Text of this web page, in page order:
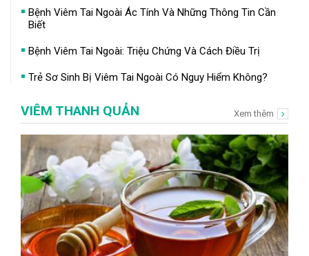
Bệnh Viêm Tai Ngoài Ác Tính Và Những Thông Tin Cần
Biết
Bệnh Viêm Tai Ngoài: Triệu Chứng Và Cách Điều Trị
Trẻ Sơ Sinh Bị Viêm Tai Ngoài Có Nguy Hiểm Không?
VIÊM THANH QUẢN Xem thêm